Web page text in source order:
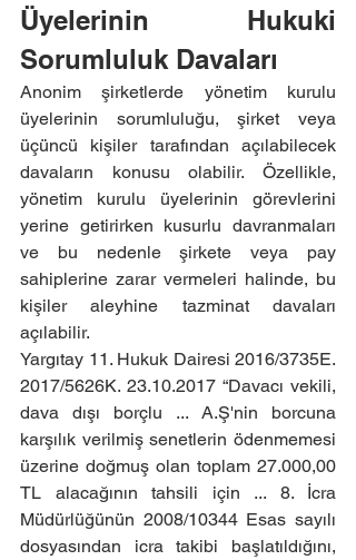
Üyelerinin Hukuki
Sorumluluk Davaları
Anonim şirketlerde yönetim kurulu
üyelerinin sorumluluğu, şirket veya
üçüncü kişiler tarafından açılabilecek
davaların konusu olabilir. Özellikle,
yönetim kurulu üyelerinin görevlerini
yerine getirirken kusurlu davranmaları
ve bu nedenle şirkete veya pay
sahiplerine zarar vermeleri halinde, bu
kişiler aleyhine tazminat davaları
açılabilir.
Yargıtay 11. Hukuk Dairesi 2016/3735E.
2017/5626K. 23.10.2017 “Davacı vekili,
dava dışı borçlu ... A.Ş'nin borcuna
karşılık verilmiş senetlerin ödenmemesi
üzerine doğmuş olan toplam 27.000,00
TL alacağının tahsili için ... 8. İcra
Müdürlüğünün 2008/10344 Esas sayılı
dosyasından icra takibi başlatıldığını,